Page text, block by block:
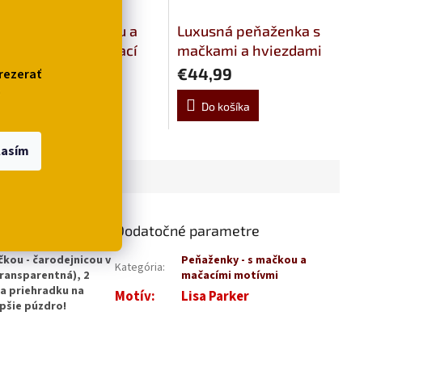
Dáždnik s mačkou a
absintom - skladací
€19,99
Luxusná peňaženka s
mačkami a hviezdami
€44,99
Do košíka
- čarodejnicou v
2
priehradku na
púzdro!
Dodatočné parametre
Kategória:
Peňaženky - s mačkou a
mačacími motívmi
Motív: Lisa Parker